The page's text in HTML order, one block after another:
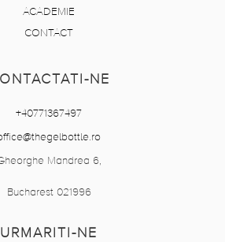
ACADEMIE
CONTACT
NE
+40771367497
Mandrea 6,
Bucharest 021996
URMARITI-NE